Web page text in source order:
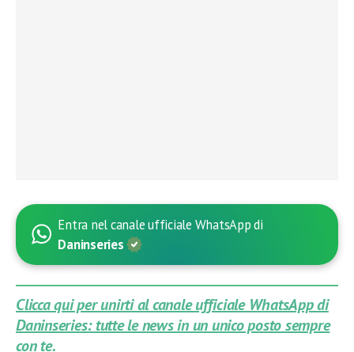
Entra nel canale ufficiale WhatsApp di
Daninseries
Clicca qui per unirti al canale ufficiale WhatsApp di
Daninseries: tutte le news in un unico posto sempre
con te.